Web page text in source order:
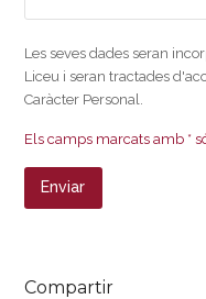
Les seves dades seran
Liceu i seran tractades
Caràcter Personal.
Els camps marcats amb *
Compartir